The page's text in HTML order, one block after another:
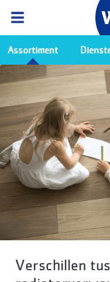
Ga naar de Wasco
Assortiment
Verschillen